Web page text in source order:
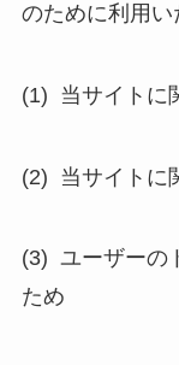
のために利用い
(1) 当サイトに
(2) 当サイトに
(3) ユーザーの
ため